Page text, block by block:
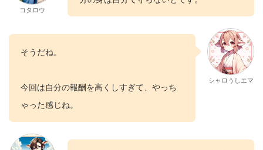
コタロウ
そうだね。
今回は自分の報酬を高くしすぎて、やっち
ゃった感じね。
シャロうしエマ